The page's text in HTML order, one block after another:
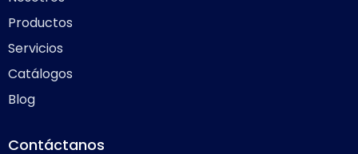
Productos
Servicios
Catálogos
Blog
Contáctanos